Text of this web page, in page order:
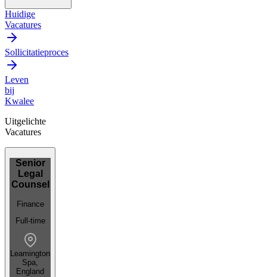
Huidige
Vacatures
Sollicitatieproces
Leven
bij
Kwalee
Uitgelichte
Vacatures
Senior
Legal
Counsel
Finance
Full-time
Leamington
Spa,
England